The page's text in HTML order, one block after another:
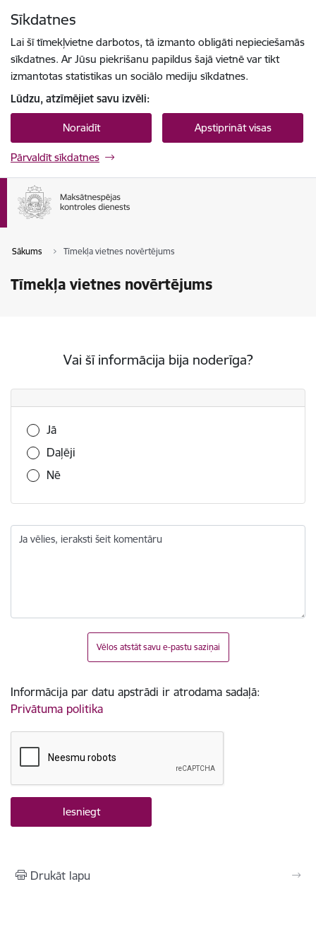
Sīkdatnes
Lai šī tīmekļvietne darbotos, tā izmanto obligāti nepieciešamās
sīkdatnes. Ar Jūsu piekrišanu papildus šajā vietnē var tikt
izmantotas statistikas un sociālo mediju sīkdatnes.
Lūdzu, atzīmējiet savu izvēli:
Noraidīt Apstiprināt visas
Pārvaldīt sīkdatnes
Sākums Tīmekļa vietnes novērtējums
Tīmekļa vietnes novērtējums
Vai šī informācija bija noderīga?
Vai šī informācija bija noderīga?
Jā
Daļēji
Nē
Ja vēlies, ieraksti šeit komentāru
Vēlos atstāt savu e-pastu saziņai
Informācija par datu apstrādi ir atrodama sadaļā:
Privātuma politika
Drukāt lapu